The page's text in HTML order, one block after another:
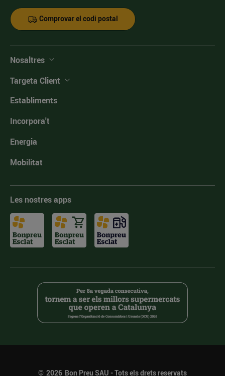
Comprovar el codi postal
Nosaltres
Targeta Client
Establiments
Incorpora't
Energia
Mobilitat
Les nostres apps
© 2026 Bon Preu SAU - Tots els drets reservats